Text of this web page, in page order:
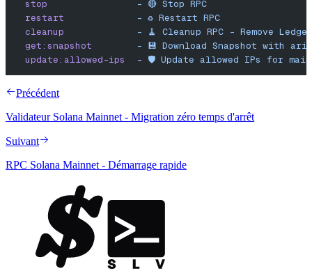
  stop
                -
🔴 Stop RPC
  restart
             -
♻️ Restart RPC
  cleanup
             -
🧹 Cleanup RPC - Remove
  get:snapshot
        -
💾 Download Snapshot with
  update:allowed-ips
  -
🛡️ Update allowed IPs for
Précédent
Validateur Solana Mainnet - Migration zéro temps d'arrêt
Suivant
RPC Solana Mainnet - Démarrage rapide